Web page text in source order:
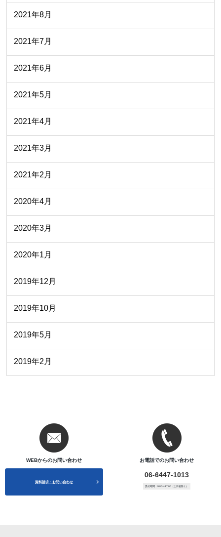
2021年8月
2021年7月
2021年6月
2021年5月
2021年4月
2021年3月
2021年2月
2020年4月
2020年3月
2020年1月
2019年12月
2019年10月
2019年5月
2019年2月
WEBからのお問い合わせ
資料請求・お問い合わせ
お電話でのお問い合わせ
06-6447-1013
受付時間：9:00〜17:00（土日祝除く）